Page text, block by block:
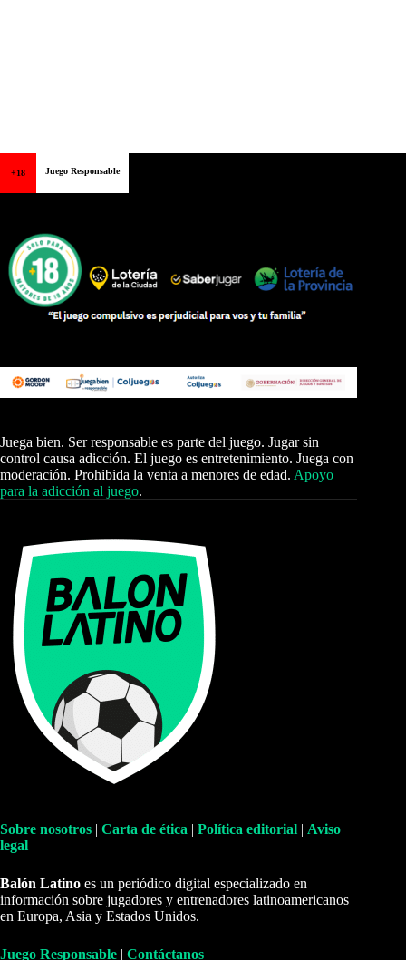
+18 Juego Responsable
Juega bien. Ser responsable es parte del juego. Jugar sin
control causa adicción. El juego es entretenimiento. Juega con
moderación. Prohibida la venta a menores de edad. Apoyo
para la adicción al juego.
Sobre nosotros | Carta de ética | Política editorial | Aviso
legal
Balón Latino es un periódico digital especializado en
información sobre jugadores y entrenadores latinoamericanos
en Europa, Asia y Estados Unidos.
Juego Responsable | Contáctanos